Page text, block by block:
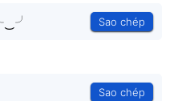
Sao chép
Sao chép